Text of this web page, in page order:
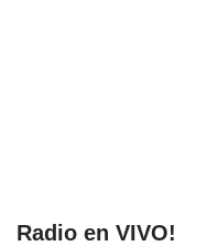
Radio en VIVO!